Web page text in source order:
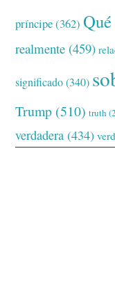
príncipe(362) Qué
realmente (459)
significado(340)
Trump (510) truth
verdadera (434)